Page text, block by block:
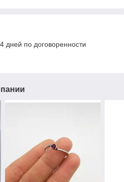
дней по договоренности